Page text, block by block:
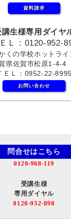
資料請求
講生様専用ダイヤ
Ｌ：0120-952-
くの学校ホットライ
県佐賀市松原1-4-
ＥＬ：0952-22-8995
お問い合わせ
問合せはこちら
0120-968-119
受講生様
専用ダイヤル
0120-952-898